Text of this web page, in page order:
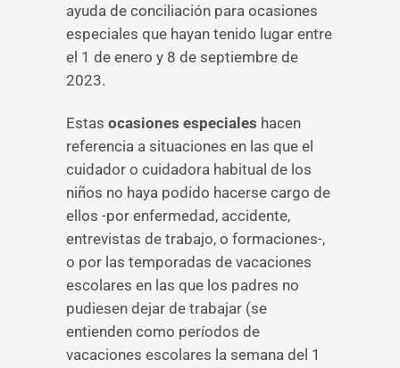
ayuda de conciliación para ocasiones
especiales que hayan tenido lugar entre
el 1 de enero y 8 de septiembre de
2023.
Estas ocasiones especiales hacen
referencia a situaciones en las que el
cuidador o cuidadora habitual de los
niños no haya podido hacerse cargo de
ellos -por enfermedad, accidente,
entrevistas de trabajo, o formaciones-,
o por las temporadas de vacaciones
escolares en las que los padres no
pudiesen dejar de trabajar (se
entienden como períodos de
vacaciones escolares la semana del 1